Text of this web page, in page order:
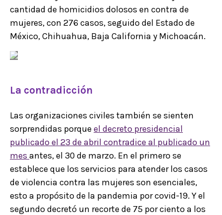
cantidad de homicidios dolosos en contra de
mujeres, con 276 casos, seguido del Estado de
México, Chihuahua, Baja California y Michoacán.
La contradicción
Las organizaciones civiles también se sienten
sorprendidas porque el decreto presidencial
publicado el 23 de abril contradice al publicado un
mes antes, el 30 de marzo. En el primero se
establece que los servicios para atender los casos
de violencia contra las mujeres son esenciales,
esto a propósito de la pandemia por covid-19. Y el
segundo decretó un recorte de 75 por ciento a los